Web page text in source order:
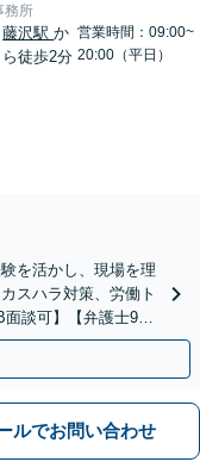
務所
藤沢駅か
ら徒歩2分
営業時間：09:00~
20:00（平日）
を活かし、現場を理
スハラ対策、労働ト
談可】【弁護士9人
ルでお問い合わせ